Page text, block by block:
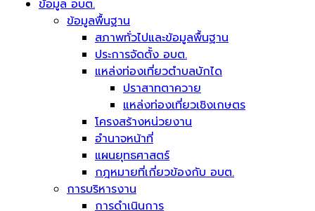
ข้อมูล อบต.
ข้อมูลพื้นฐาน
สภาพทั่วไปและข้อมูลพื้นฐาน
ประการจัดตั้ง อบต.
แหล่งท่องเที่ยวตำบลบักได
ปราสาทตาควาย
แหล่งท่องเที่ยวเชิงเกษตร
โครงสร้างหน่วยงาน
อำนาจหน้าที่
แผนยุทธศาสตร์
กฎหมายที่เกี่ยวข้องกับ อบต.
การบริหารงาน
การดำเนินการ